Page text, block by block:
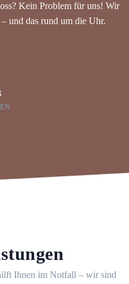
Kein Problem für uns! Wir
und das rund um die Uhr.
Ihnen im Notfall – wir sind